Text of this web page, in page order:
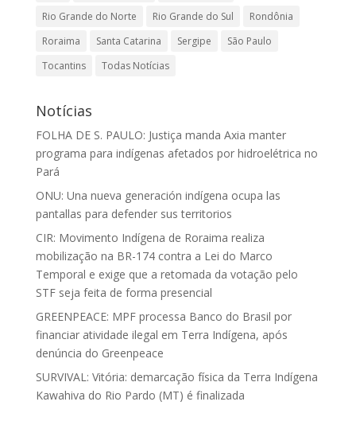
Rio Grande do Norte
Rio Grande do Sul
Rondônia
Roraima
Santa Catarina Sergipe
São Paulo
Tocantins
Todas Notícias
Notícias
FOLHA DE S. PAULO: Justiça manda Axia manter
programa para indígenas afetados por hidroelétrica no
Pará
ONU: Una nueva generación indígena ocupa las
pantallas para defender sus territorios
CIR: Movimento Indígena de Roraima realiza
mobilização na BR-174 contra a Lei do Marco
Temporal e exige que a retomada da votação pelo
STF seja feita de forma presencial
GREENPEACE: MPF processa Banco do Brasil por
financiar atividade ilegal em Terra Indígena, após
denúncia do Greenpeace
SURVIVAL: Vitória: demarcação física da Terra Indígena
Kawahiva do Rio Pardo (MT) é finalizada